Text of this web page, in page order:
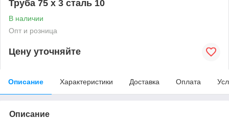
Труба 75 х 3 сталь 10
В наличии
Опт и розница
Цену уточняйте
Описание Характеристики Доставка Оплата
Описание